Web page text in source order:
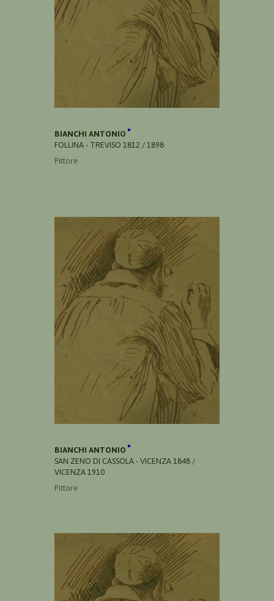
BIANCHI ANTONIO
FOLLINA - TREVISO 1812 / 1898
Pittore
BIANCHI ANTONIO
SAN ZENO DI CASSOLA - VICENZA 1848 /
VICENZA 1910
Pittore